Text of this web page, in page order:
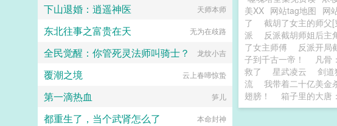
美XX 网站tag地图 网
了
截胡了女主的师父[
派
反派截胡师姐后主
了女主师傅
反派开局
子到千古一帝！
凡骨
救了
星武凌云 剑道
流
我带着二十亿美金
翅膀！
箱子里的大唐
下山退婚：逍遥神医 天师本师
东北往事之富贵在天 无为在歧路
全民觉醒：你管死灵法师叫骑士？ 龙纹小吉
覆潮之境 云上春啼惊蛰
第一滴热血 笋儿
都重生了，当个武肾怎么了 本命封神